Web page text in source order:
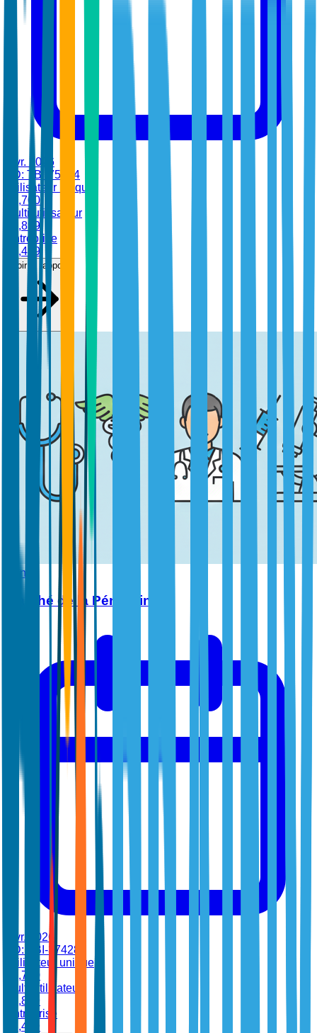
févr. 2026
ID: TBI-75394
Utilisateur unique
4,700
Multi-utilisateur
6,899
Entreprise
8,499
Voir le rapport
Santé
Marché de la Pénicilline
févr. 2026
ID:
TBI-37428
Utilisateur unique
4,700
Multi-utilisateur
6,899
Entreprise
8,499